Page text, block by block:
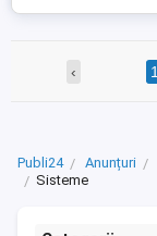
‹ 1
Publi24 Anunțuri
Sisteme